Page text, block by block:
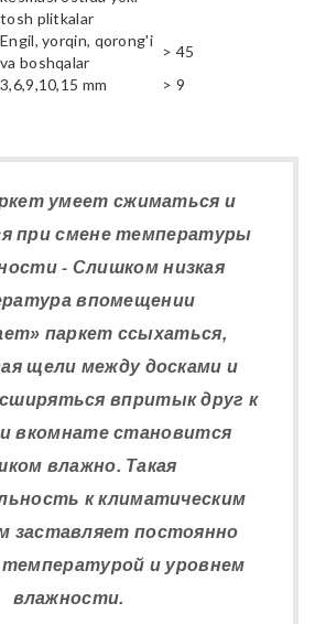
tosh plitkalar
Engil, yorqin, qorong'i
va boshqalar
> 45
3,6,9,10,15 mm > 9
умеет сжиматься и
при смене температуры
- Слишком низкая
впомещении
паркет ссыхаться,
щели между досками и
впритык друг к
вкомнате становится
влажно. Такая
к климатическим
заставляет постоянно
температурой и уровнем
влажности.